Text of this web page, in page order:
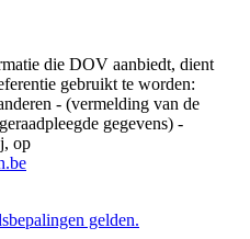
die DOV aanbiedt, dient
gebruikt te worden:
- (vermelding van de
gegevens) -
op
gelden.